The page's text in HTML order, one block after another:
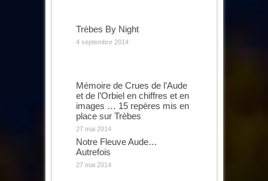
Trèbes By Night
4 septembre 2014
Mémoire de Crues de l’Aude
et de l’Orbiel en chiffres et en
images … 15 repères mis en
place sur Trèbes
27 mai 2014
Notre Fleuve Aude…
Autrefois
27 mai 2014